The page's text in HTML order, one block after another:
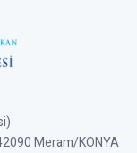
Meram/KONYA